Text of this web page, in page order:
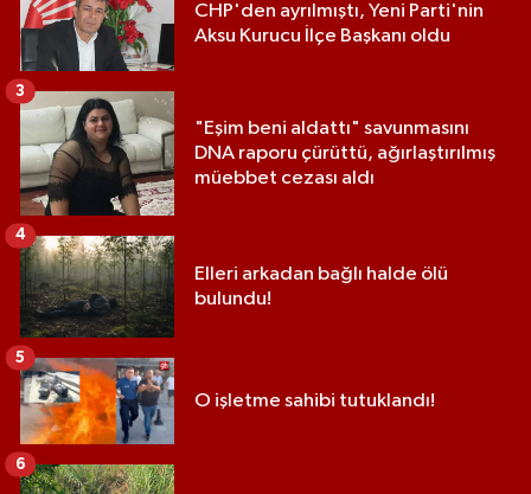
CHP'den ayrılmıştı, Yeni Parti'nin
Aksu Kurucu İlçe Başkanı oldu
"Eşim beni aldattı" savunmasını
DNA raporu çürüttü, ağırlaştırılmış
müebbet cezası aldı
3
Elleri arkadan bağlı halde ölü
bulundu!
4
O işletme sahibi tutuklandı!
5
6